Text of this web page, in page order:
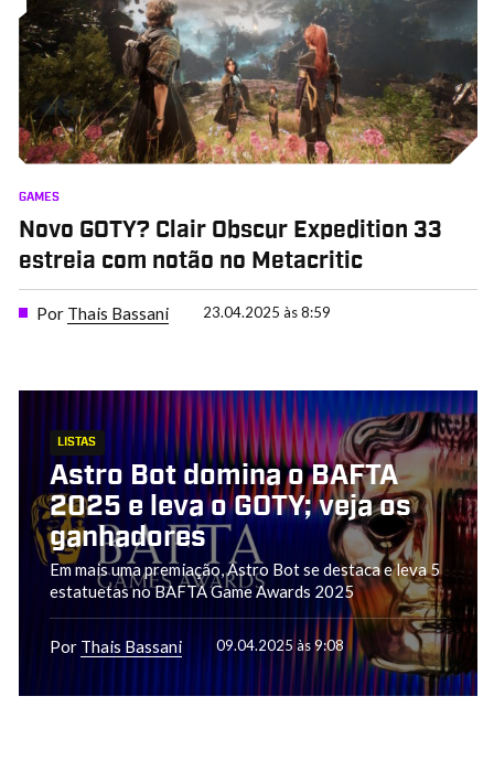
GAMES
Novo GOTY? Clair Obscur Expedition 33
estreia com notão no Metacritic
Por Thais Bassani 23.04.2025 às 8:59
LISTAS
Astro Bot domina o BAFTA
2025 e leva o GOTY; veja os
ganhadores
Em mais uma premiação, Astro Bot se destaca e leva 5
estatuetas no BAFTA Game Awards 2025
Por Thais Bassani 09.04.2025 às 9:08